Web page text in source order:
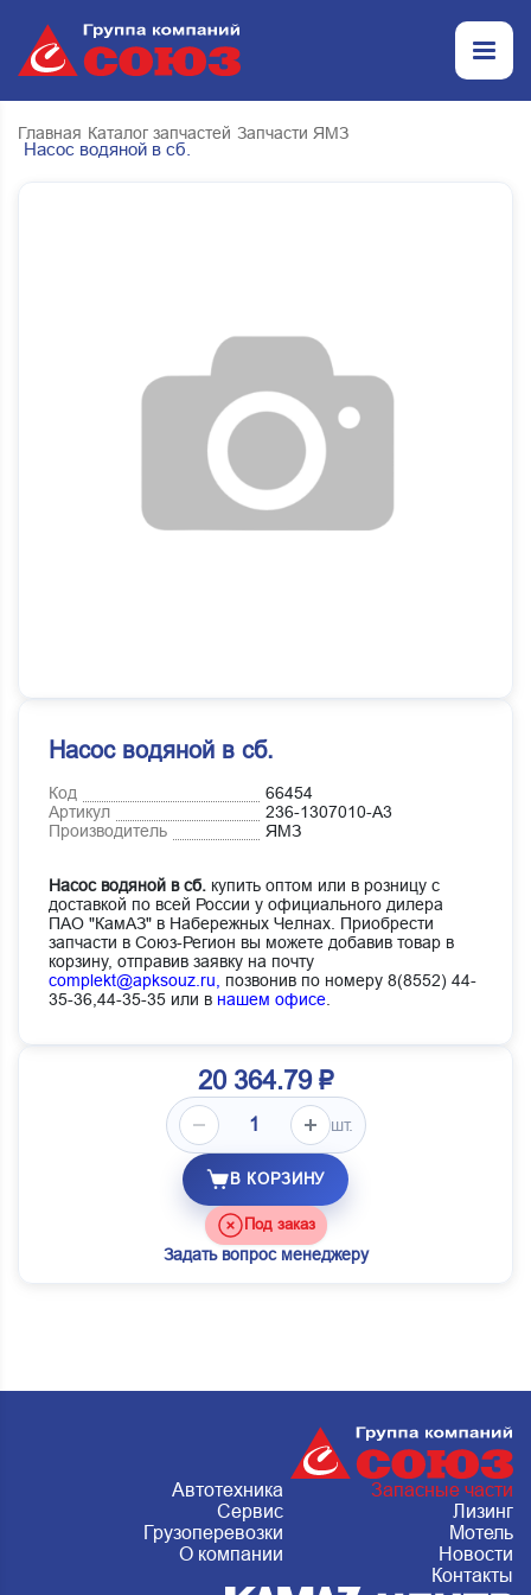
Главная Каталог запчастей Запчасти ЯМЗ
Насос водяной в сб.
Насос водяной в сб.
Код
66454
Артикул
236-1307010-А3
Производитель
ЯМЗ
Насос водяной в сб. купить оптом или в розницу с
доставкой по всей России у официального дилера
ПАО "КамАЗ" в Набережных Челнах. Приобрести
запчасти в Союз-Регион вы можете добавив товар в
корзину, отправив заявку на почту
complekt@apksouz.ru,
позвонив по номеру 8(8552) 44-
35-36,44-35-35 или в нашем офисе
20 364.79 ₽
шт.
В КОРЗИНУ
Под заказ
Задать вопрос менеджеру
Автотехника
Запасные части
Сервис
Лизинг
Грузоперевозки
Мотель
О компании
Новости
Контакты